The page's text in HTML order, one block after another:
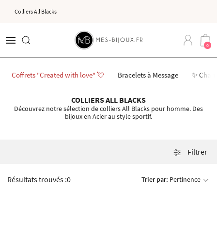
Colliers All Blacks
0
Coffrets "Created with love" 💘 Bracelets à Message ✨
COLLIERS ALL BLACKS
Découvrez notre sélection de colliers All Blacks pour homme. Des
bijoux en Acier au style sportif.
Filtrer
Résultats trouvés :0 Trier par: Pertinence